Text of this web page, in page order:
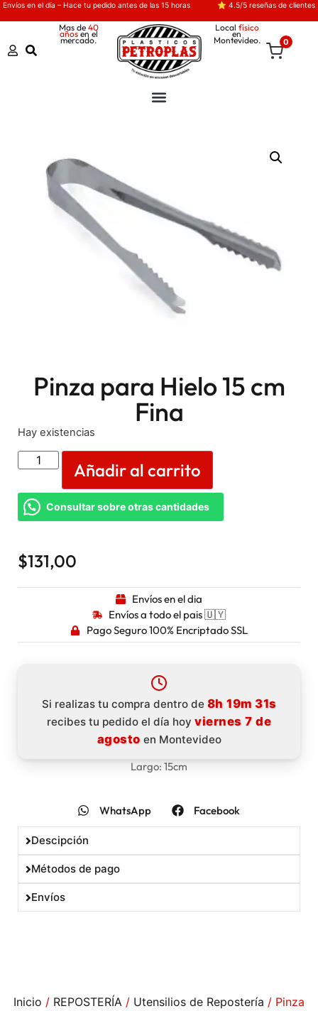
Envíos en el día – Hace tu pedido antes de las 15 horas ⭐ 4.5/5 reseñas de clientes
Mas de 40
añosen el
mercado.
Local físico
en
Montevideo. 0
Pinza para Hielo 15 cm
Fina
Hay existencias
Añadir al carrito
Consultar sobre otras cantidades
$131,00
Envíos en el dia
Envíos a todo el pais 🇺🇾
Pago Seguro 100% Encriptado SSL
Si realizas tu compra dentro de 8h 19m 30s
recibes tu pedido el día hoy viernes 7 de
agosto en Montevideo
Largo: 15cm
WhatsApp Facebook
Descipción
Métodos de pago
Envíos
Inicio / REPOSTERÍA / Utensilios de Repostería / Pinza